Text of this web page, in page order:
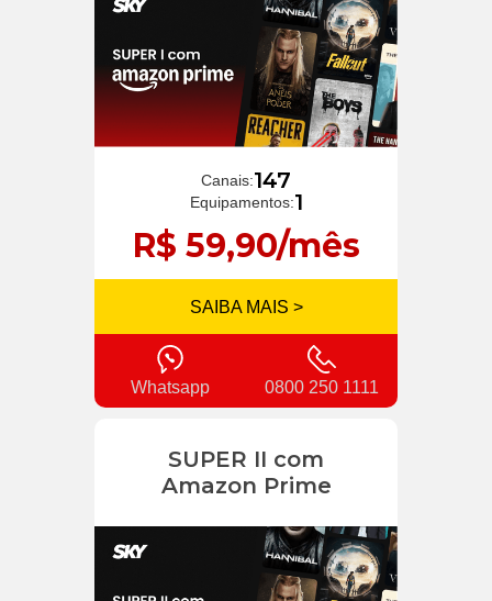
Canais:147
Equipamentos:1
R$ 59,90/mês
SAIBA MAIS >
Whatsapp 0800 250 1111
SUPER II com
Amazon Prime